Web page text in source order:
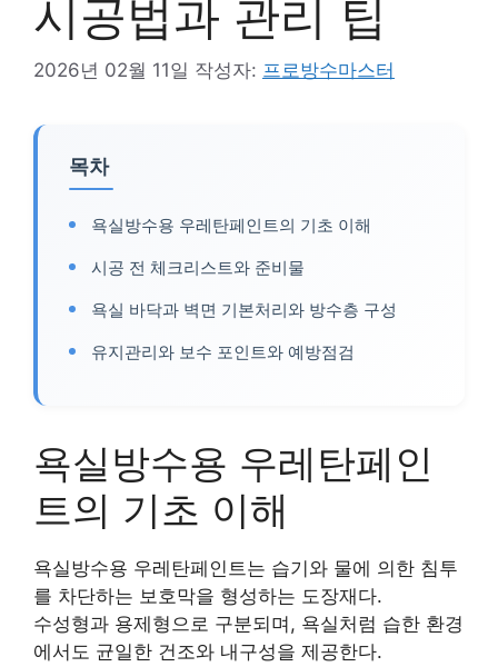
시공법과 관리 팁
2026년 02월 11일 작성자: 프로방수마스터
목차
욕실방수용 우레탄페인트의 기초 이해
시공 전 체크리스트와 준비물
욕실 바닥과 벽면 기본처리와 방수층 구성
유지관리와 보수 포인트와 예방점검
욕실방수용 우레탄페인
트의 기초 이해
욕실방수용 우레탄페인트는 습기와 물에 의한 침투
를 차단하는 보호막을 형성하는 도장재다.
수성형과 용제형으로 구분되며, 욕실처럼 습한 환경
에서도 균일한 건조와 내구성을 제공한다.